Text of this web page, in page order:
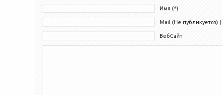
Имя (*)
Mail (Не публикуется)
ВебСайт